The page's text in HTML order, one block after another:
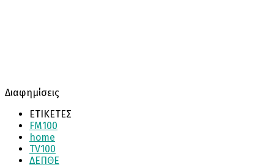
Διαφημίσεις
ΕΤΙΚΕΤΕΣ
FM100
home
TV100
ΔΕΠΘΕ